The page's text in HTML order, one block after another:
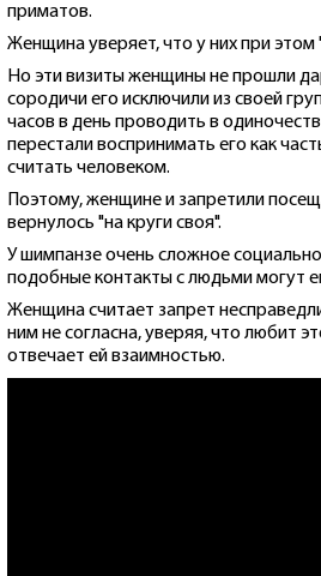
приматов.
Женщина уверяет, что у них при этом
Но эти визиты женщины не прошли
сородичи его исключили из своей
часов в день проводить в
перестали воспринимать его как
считать человеком.
Поэтому, женщине и запретили
вернулось "на круги своя".
У шимпанзе очень сложное
подобные контакты с людьми могут
Женщина считает запрет
ним не согласна, уверяя, что любит
отвечает ей взаимностью.